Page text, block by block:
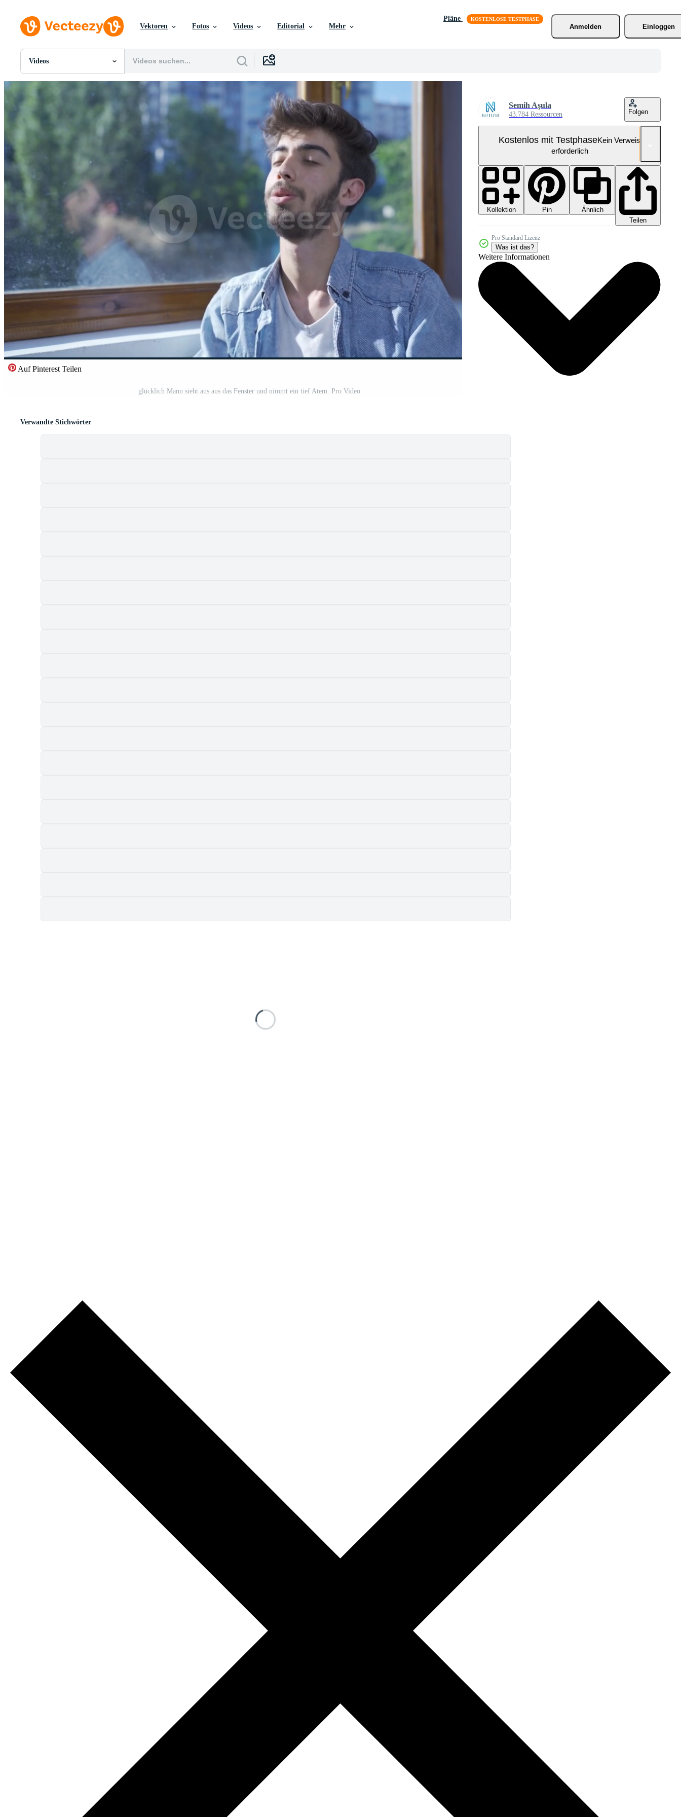
Vektoren Fotos Videos Editorial Mehr
Pläne
Anmelden
Einloggen
Videos
Alle Bilder
Vektoren
Auf Pinterest Teilen
glücklich Mann sieht aus aus das Fenster und nimmt ein tief Atem. Pro Video
Semih Aşula
43.784 Ressourcen Folgen
Kostenlos mit TestphaseKein Verweis
erforderlich
Kollektion Pin
Ähnlich
Teilen
Pro Standard Lizenz
Was ist das?
Weitere Informationen
Verwandte Stichwörter